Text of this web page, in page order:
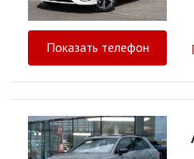
Показать телефон